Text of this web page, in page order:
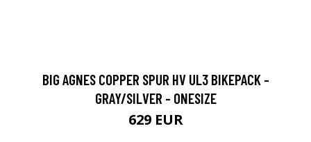
BIG AGNES COPPER SPUR HV UL3 BIKEPACK -
GRAY/SILVER - ONESIZE
629 EUR